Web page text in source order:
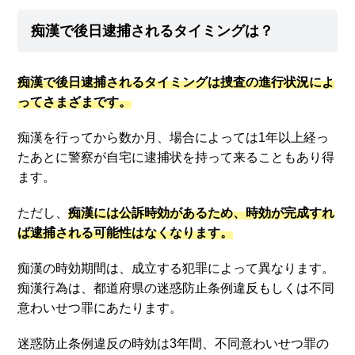
痴漢で後日逮捕されるタイミングは？
痴漢で後日逮捕されるタイミングは捜査の進行状況によ
ってさまざまです。
痴漢を行ってから数か月、場合によっては1年以上経っ
たあとに警察が自宅に逮捕状を持って来ることもあり得
ます。
ただし、痴漢には公訴時効があるため、時効が完成すれ
ば逮捕される可能性はなくなります。
痴漢の時効期間は、成立する犯罪によって異なります。
痴漢行為は、都道府県の迷惑防止条例違反もしくは不同
意わいせつ罪にあたります。
迷惑防止条例違反の時効は3年間、不同意わいせつ罪の